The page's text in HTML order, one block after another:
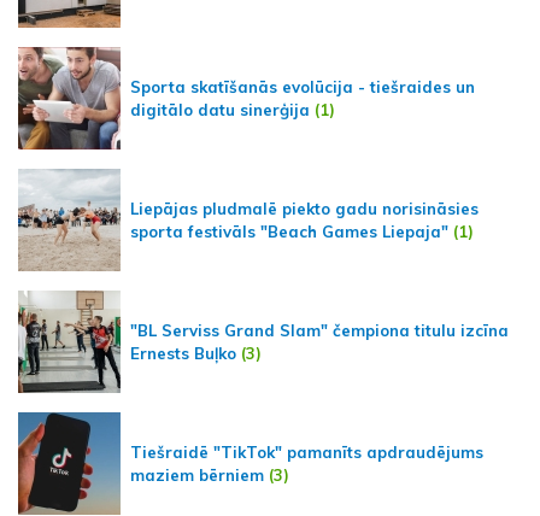
Sporta skatīšanās evolūcija - tiešraides un
digitālo datu sinerģija (1)
Liepājas pludmalē piekto gadu norisināsies
sporta festivāls "Beach Games Liepaja" (1)
"BL Serviss Grand Slam" čempiona titulu izcīna
Ernests Buļko (3)
Tiešraidē "TikTok" pamanīts apdraudējums
maziem bērniem (3)